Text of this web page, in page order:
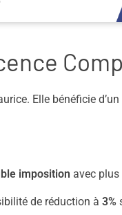
Elle bénéficie
imposition avec plus
de réduction à 3%